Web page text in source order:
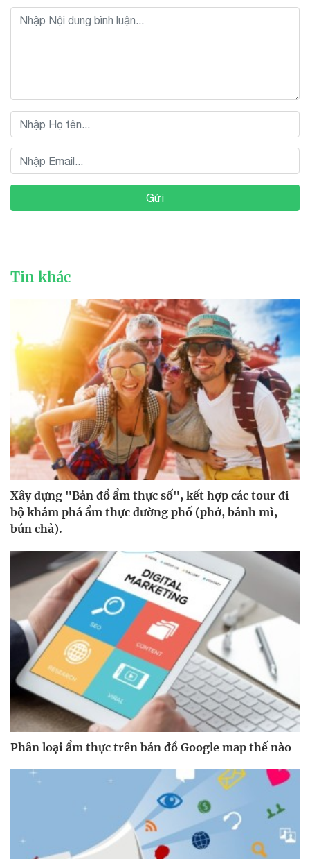
Gửi
Tin khác
Xây dựng "Bản đồ ẩm thực số", kết hợp các tour đi
bộ khám phá ẩm thực đường phố (phở, bánh mì,
bún chả).
Phân loại ẩm thực trên bản đồ Google map thế nào